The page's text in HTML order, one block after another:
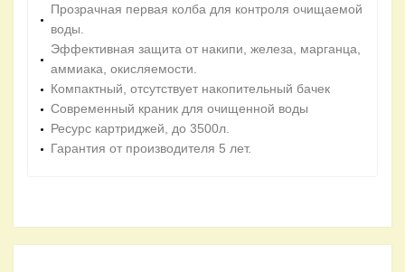
Прозрачная первая колба для контроля очищаемой
воды.
Эффективная защита от накипи, железа, марганца,
аммиака, окисляемости.
Компактный, отсутствует накопительный бачек
Современный краник для очищенной воды
Ресурс картриджей, до 3500л.
Гарантия от производителя 5 лет.